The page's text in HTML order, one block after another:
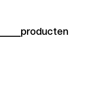
producten